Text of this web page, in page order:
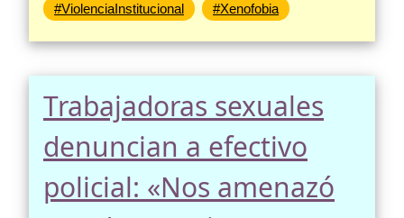
#ViolenciaInstitucional #Xenofobia
Trabajadoras sexuales
denuncian a efectivo
policial: «Nos amenazó